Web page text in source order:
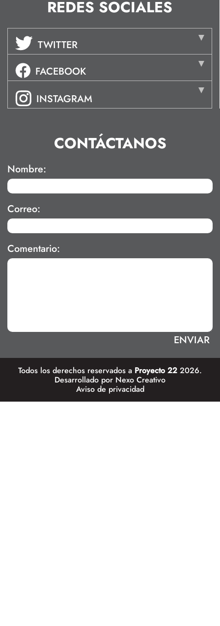
REDES SOCIALES
TWITTER
FACEBOOK
INSTAGRAM
CONTÁCTANOS
Nombre:
Correo:
Comentario:
Todos los derechos reservados a Proyecto 22 2026.
Desarrollado por Nexo Creativo
Aviso de privacidad